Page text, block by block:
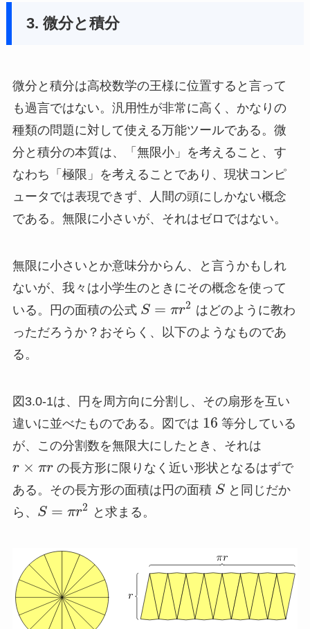
3. 微分と積分
微分と積分は高校数学の王様に位置すると言って
も過言ではない。汎用性が非常に高く、かなりの
種類の問題に対して使える万能ツールである。微
分と積分の本質は、「無限小」を考えること、す
なわち「極限」を考えることであり、現状コンピ
ュータでは表現できず、人間の頭にしかない概念
である。無限に小さいが、それはゼロではない。
無限に小さいとか意味分からん、と言うかもしれ
ないが、我々は小学生のときにその概念を使って
いる。円の面積の公式 S = πr2 はどのように教わ
っただろうか？おそらく、以下のようなものであ
る。
図3.0-1は、円を周方向に分割し、その扇形を互い
違いに並べたものである。図では 16 等分している
が、この分割数を無限大にしたとき、それは
r × πrの長方形に限りなく近い形状となるはずで
ある。その長方形の面積は円の面積 Sと同じだか
ら、 S = πr2 と求まる。